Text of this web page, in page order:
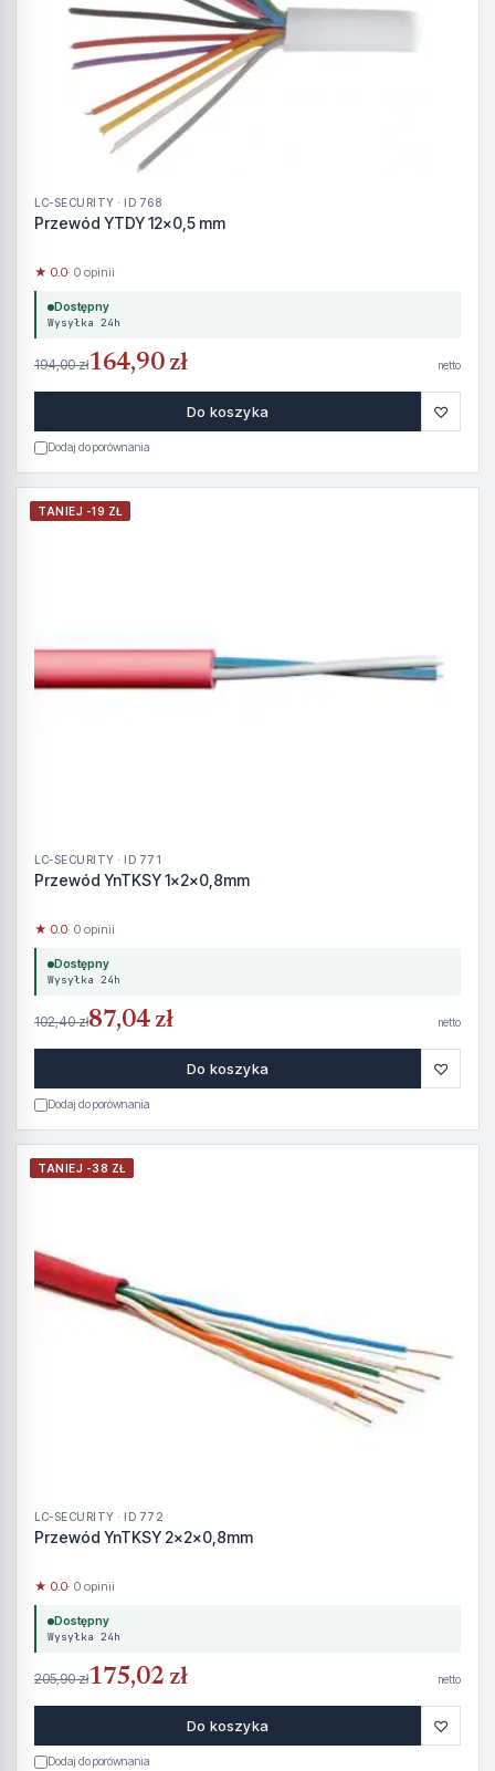
LC-SECURITY · ID 768
Przewód YTDY 12x0,5 mm
★ 0.0· 0 opinii
Dostępny
Wysyłka 24h
194,00 zł164,90 zł netto
Do koszyka ♡
Dodaj do porównania
TANIEJ -19 ZŁ
LC-SECURITY · ID 771
Przewód YnTKSY 1x2x0,8mm
★ 0.0· 0 opinii
Dostępny
Wysyłka 24h
102,40 zł87,04 zł netto
Do koszyka ♡
Dodaj do porównania
TANIEJ -38 ZŁ
LC-SECURITY · ID 772
Przewód YnTKSY 2x2x0,8mm
★ 0.0· 0 opinii
Dostępny
Wysyłka 24h
205,90 zł175,02 zł netto
Do koszyka ♡
Dodaj do porównania